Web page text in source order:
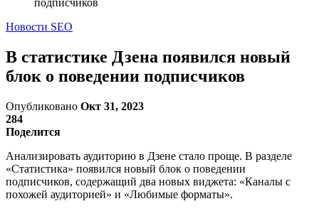
подписчиков
Новости SEO
В статистике Дзена появился новый
блок о поведении подписчиков
Опубликовано Окт 31, 2023
284
Поделится
Анализировать аудиторию в Дзене стало проще. В разделе
«Статистика» появился новый блок о поведении
подписчиков, содержащий два новых виджета: «Каналы с
похожей аудиторией» и «Любимые форматы».